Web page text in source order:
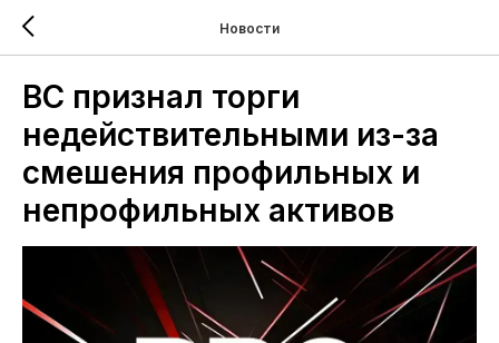
Новости
ВС признал торги
недействительными из-за
смешения профильных и
непрофильных активов